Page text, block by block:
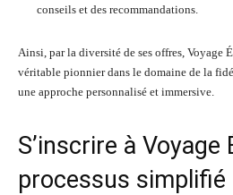
conseils et des recommandations.
Ainsi, par la diversité de ses offres, Voyage
véritable pionnier dans le domaine de la
une approche personnalisé et immersive.
S’inscrire à Voyage
processus simplifié